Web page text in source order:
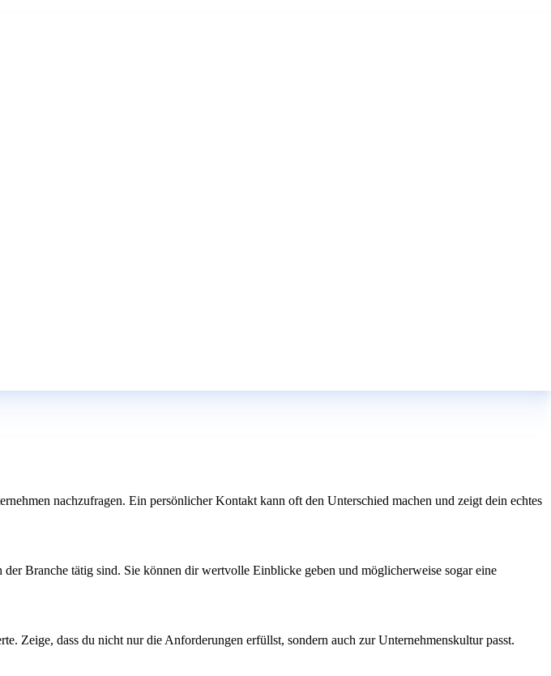
nachzufragen. Ein persönlicher Kontakt kann oft den Unterschied machen und zeigt dein echtes
Branche tätig sind. Sie können dir wertvolle Einblicke geben und möglicherweise sogar eine
Zeige, dass du nicht nur die Anforderungen erfüllst, sondern auch zur Unternehmenskultur passt.